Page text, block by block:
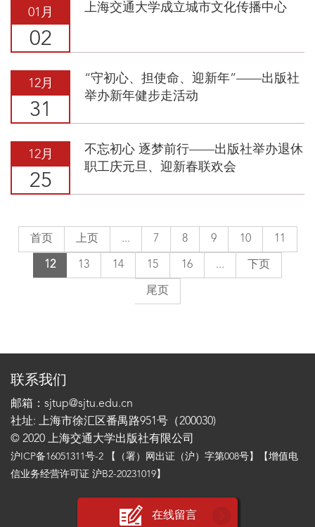
01月
02
上海交通大学成立城市文化传播中心
12月
31
“守初心、担使命、迎新年”——出版社
举办新年健步走活动
12月
25
不忘初心 逐梦前行——出版社举办退休
职工庆元旦、迎新春联欢会
首页 上页 ... 7 8 9 10 11
12 13 14 15 16 ... 下页
尾页
联系我们
邮箱：sjtup@sjtu.edu.cn
社址: 上海市徐汇区番禺路951号（200030)
© 2020 上海交通大学出版社有限公司
沪ICP备16051311号-2 【（署）网出证（沪）字第008号】【增值电
信业务经营许可证 沪B2-20231019】
在线留言